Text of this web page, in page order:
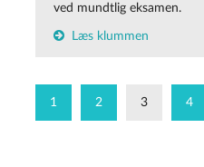
ved mundtlig eksamen.
Læs klummen
1 2 3 4